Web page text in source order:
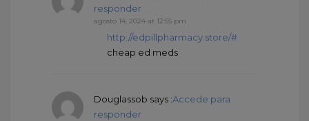
responder
agosto 14, 2024 at 12:55 pm
http://edpillpharmacy.store/#
cheap ed meds
Douglassob says :Accede para
responder